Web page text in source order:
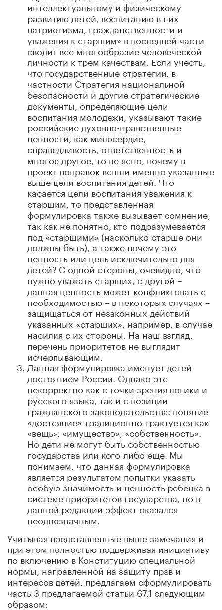
интеллектуальному и физическому
развитию детей, воспитанию в них
патриотизма, гражданственности и
уважения к старшим» в последней части
сводит все многообразие человеческой
личности к трем качествам. Если учесть,
что государственные стратегии, в
частности Стратегия национальной
безопасности и другие стратегические
документы, определяющие цели
воспитания молодежи, указывают такие
российские духовно-нравственные
ценности, как милосердие,
справедливость, ответственность и
многое другое, то не ясно, почему в
проект поправок вошли именно указанные
выше цели воспитания детей. Что
касается цели воспитания уважения к
старшим, то представленная
формулировка также вызывает сомнение,
так как не понятно, кто подразумевается
под «старшими» (насколько старше они
должны быть), а также почему это
ценность или цель исключительно для
детей? С одной стороны, очевидно, что
нужно уважать старших, с другой –
данная ценность может конфликтовать с
необходимостью – в некоторых случаях –
защищаться от незаконных действий
указанных «старших», например, в случае
насилия с их стороны. На наш взгляд,
перечень приоритетов не выглядит
исчерпывающим.
Данная формулировка именует детей
достоянием России. Однако это
некорректно как с точки зрения логики и
русского языка, так и с позиции
гражданского законодательства: понятие
«достояние» традиционно трактуется как
«вещь», «имущество», «собственность».
Но дети не могут быть собственностью
государства или кого-либо еще. Мы
понимаем, что данная формулировка
является результатом попытки указать
особую значимость и ценность ребенка в
системе приоритетов государства, но в
данной редакции эффект оказался
неоднозначным.
Учитывая представленные выше замечания и
при этом полностью поддерживая инициативу
по включению в Конституцию специальной
нормы, направленной на защиту прав и
интересов детей, предлагаем сформулировать
часть 3 предлагаемой статьи 67.1 следующим
образом: